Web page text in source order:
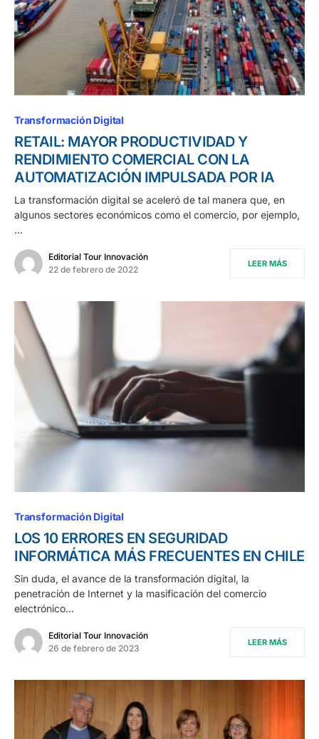
Transformación Digital
RETAIL: MAYOR PRODUCTIVIDAD Y
RENDIMIENTO COMERCIAL CON LA
AUTOMATIZACIÓN IMPULSADA POR IA
La transformación digital se aceleró de tal manera que, en
algunos sectores económicos como el comercio, por ejemplo,
…
Editorial Tour Innovación
22 de febrero de 2022
LEER MÁS
Transformación Digital
LOS 10 ERRORES EN SEGURIDAD
INFORMÁTICA MÁS FRECUENTES EN CHILE
Sin duda, el avance de la transformación digital, la
penetración de Internet y la masificación del comercio
electrónico…
Editorial Tour Innovación
26 de febrero de 2023
LEER MÁS